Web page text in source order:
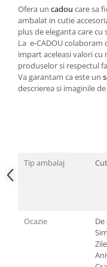
Cadouri pentru Doctori
Cadouri pentru Sfânta
Martisoare
Ofera un cadou care sa
ambalat in cutie
plus de eleganta care cu
La e-CADOU
impart aceleasi valori cu
produselor si respectul
Va garantam ca este un
descrierea si imaginile
Tip ambalaj
Ocazie